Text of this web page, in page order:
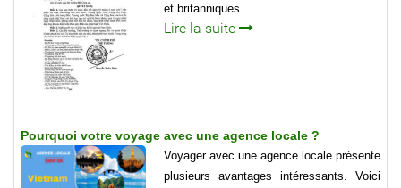
et britanniques
Lire la suite
Pourquoi votre voyage avec une agence locale ?
Voyager avec une agence locale présente
plusieurs avantages intéressants. Voici